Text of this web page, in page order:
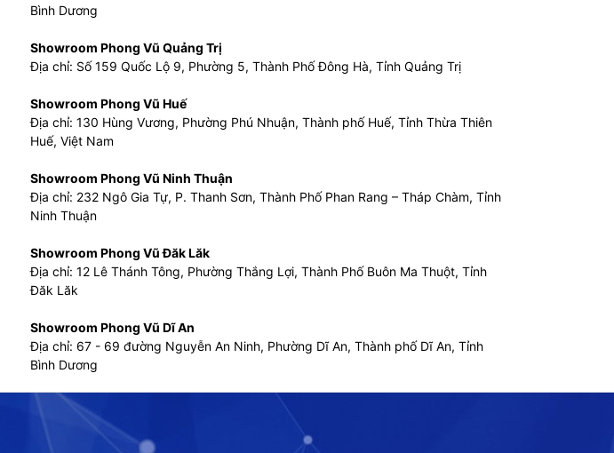
Bình Dương
Showroom Phong Vũ Quảng Trị
Địa chỉ: Số 159 Quốc Lộ 9, Phường 5, Thành Phố Đông Hà, Tỉnh Quảng Trị
Showroom Phong Vũ Huế
Địa chỉ: 130 Hùng Vương, Phường Phú Nhuận, Thành phố Huế, Tỉnh Thừa Thiên
Huế, Việt Nam
Showroom Phong Vũ Ninh Thuận
Địa chỉ: 232 Ngô Gia Tự, P. Thanh Sơn, Thành Phố Phan Rang – Tháp Chàm, Tỉnh
Ninh Thuận
Showroom Phong Vũ Đăk Lăk
Địa chỉ: 12 Lê Thánh Tông, Phường Thắng Lợi, Thành Phố Buôn Ma Thuột, Tỉnh
Đăk Lăk
Showroom Phong Vũ Dĩ An
Địa chỉ: 67 - 69 đường Nguyễn An Ninh, Phường Dĩ An, Thành phố Dĩ An, Tỉnh
Bình Dương